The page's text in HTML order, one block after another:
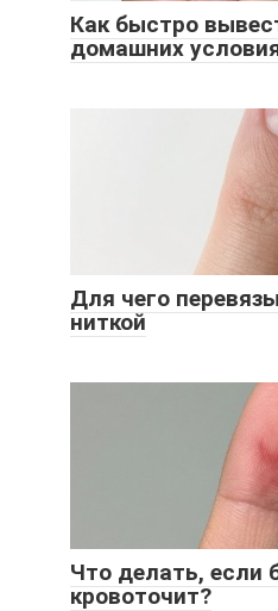
Как быстро
домашних
Для чего
ниткой
Что делать, если
кровоточит?